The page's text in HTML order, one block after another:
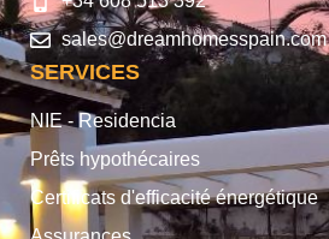
sales@dreamhomesspain.com
SERVICES
NIE - Residencia
Prêts hypothécaires
Certificats d'efficacité énergétique